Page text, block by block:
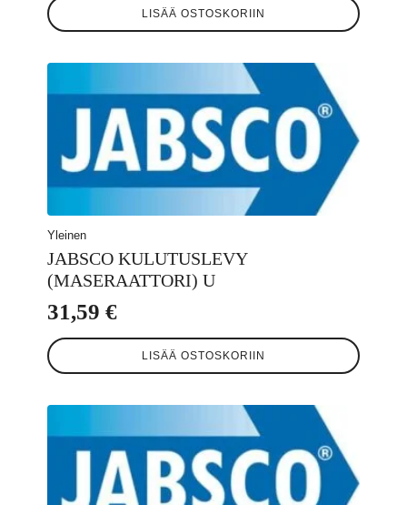
LISÄÄ OSTOSKORIIN
Yleinen
JABSCO KULUTUSLEVY
(MASERAATTORI) U
31,59 €
LISÄÄ OSTOSKORIIN